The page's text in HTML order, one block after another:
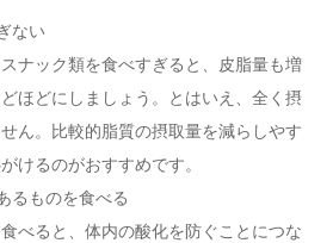
ない
ナック類を食べすぎると、皮脂量も増
ほどにしましょう。とはいえ、全く摂
ん。比較的脂質の摂取量を減らしやす
けるのがおすすめです。
るものを食べる
べると、体内の酸化を防ぐことにつな